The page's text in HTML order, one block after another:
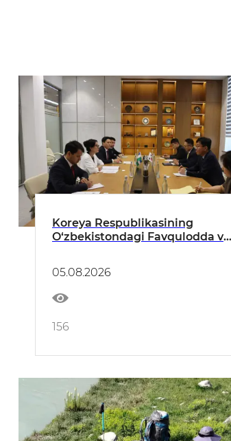
Koreya Respublikasining
O‘zbekistondagi Favqulodda va
05.08.2026
156